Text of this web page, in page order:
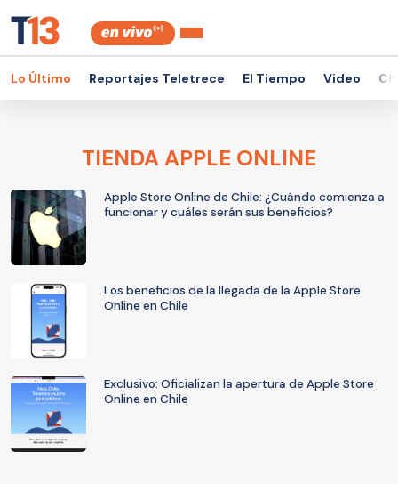
Lo Último Reportajes Teletrece El Tiempo Video
TIENDA APPLE ONLINE
Apple Store Online de Chile: ¿Cuándo comienza a
funcionar y cuáles serán sus beneficios?
Los beneficios de la llegada de la Apple Store
Online en Chile
Exclusivo: Oficializan la apertura de Apple Store
Online en Chile